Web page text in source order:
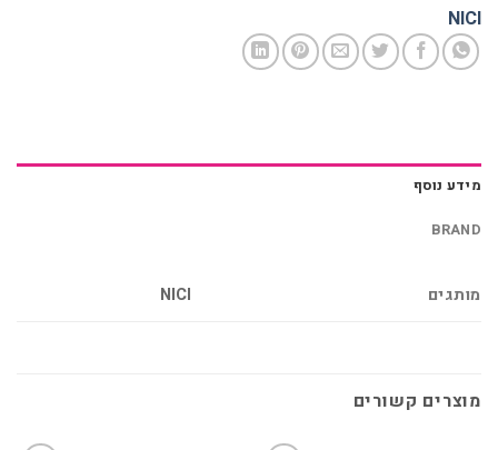
NICI
מידע נוסף
BRAND
מותגים NICI
מוצרים קשורים